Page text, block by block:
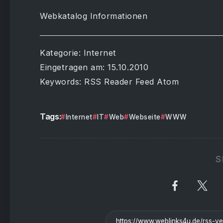
Webkatalog Informationen
Kategorie: Internet
Eingetragen am: 15.10.2010
Keywords: RSS Reader Feed Atom
Tags: Internet IT Web Webseite WWW